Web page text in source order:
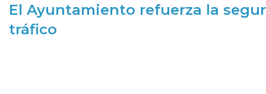
El Ayuntamiento refuerza la
tráfico